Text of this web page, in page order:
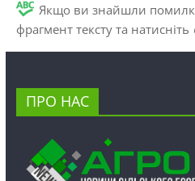
Якщо ви знайшли
фрагмент тексту та натисніть
ПРО НАС